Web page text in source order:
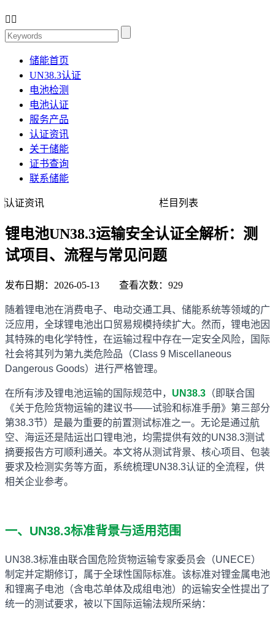
 
储能首页
UN38.3认证
电池检测
电池认证
服务产品
认证资讯
关于储能
证书查询
联系储能
认证资讯 栏目列表
锂电池UN38.3运输安全认证全解析：测
试项目、流程与常见问题
发布日期：2026-05-13 查看次数：929
随着锂电池在消费电子、电动交通工具、储能系统等领域的广
泛应用，全球锂电池出口贸易规模持续扩大。然而，锂电池因
其特殊的电化学特性，在运输过程中存在一定安全风险，国际
社会将其列为第九类危险品（Class 9 Miscellaneous
Dangerous Goods）进行严格管理。
在所有涉及锂电池运输的国际规范中， UN38.3 （即联合国
《关于危险货物运输的建议书——试验和标准手册》第三部分
第38.3节）是最为重要的前置测试标准之一。无论是通过航
空、海运还是陆运出口锂电池，均需提供有效的UN38.3测试
摘要报告方可顺利通关。本文将从测试背景、核心项目、包装
要求及检测实务等方面，系统梳理UN38.3认证的全流程，供
相关企业参考。
一、UN38.3标准背景与适用范围
UN38.3标准由联合国危险货物运输专家委员会（UNECE）
制定并定期修订，属于全球性国际标准。该标准对锂金属电池
和锂离子电池（含电芯单体及成组电池）的运输安全性提出了
统一的测试要求，被以下国际运输法规所采纳：